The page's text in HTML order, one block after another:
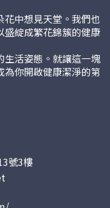
中想見天堂。我們也
盛綻成繁花錦簇的健康
生活姿態。就讓這一塊
你開啟健康潔淨的第
號3樓